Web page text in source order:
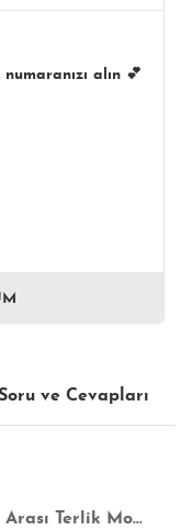
alın 💕
ve Cevapları
Soya Kadın Parmak Arası Terlik Mor 36/40